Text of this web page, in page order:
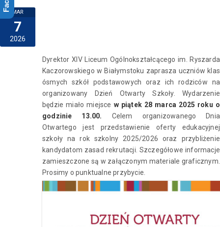
MAR
7
2026
Dyrektor XIV Liceum Ogólnokształcącego im. Ryszarda
Kaczorowskiego w Białymstoku zaprasza uczniów klas
ósmych szkół podstawowych oraz ich rodziców na
organizowany Dzień Otwarty Szkoły. Wydarzenie
będzie miało miejsce w piątek 28 marca 2025 roku o
godzinie 13.00.
Celem organizowanego Dnia
Otwartego jest przedstawienie oferty edukacyjnej
szkoły na rok szkolny 2025/2026 oraz przybliżenie
kandydatom zasad rekrutacji. Szczegółowe informacje
zamieszczone są w załączonym materiale graficznym.
Prosimy o punktualne przybycie.